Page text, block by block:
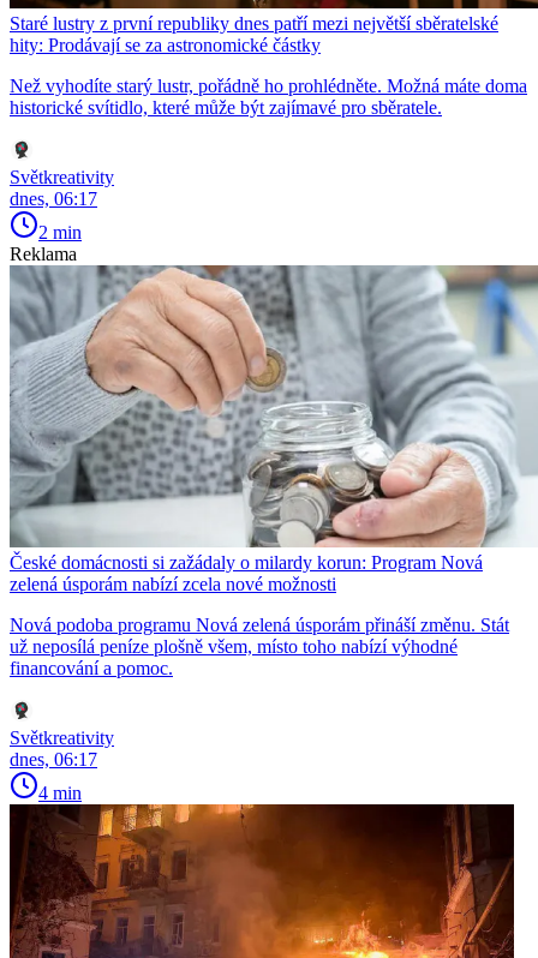
Staré lustry z první republiky dnes patří mezi největší sběratelské
hity: Prodávají se za astronomické částky
Než vyhodíte starý lustr, pořádně ho prohlédněte. Možná máte doma
historické svítidlo, které může být zajímavé pro sběratele.
Světkreativity
dnes, 06:17
2 min
Reklama
České domácnosti si zažádaly o milardy korun: Program Nová
zelená úsporám nabízí zcela nové možnosti
Nová podoba programu Nová zelená úsporám přináší změnu. Stát
už neposílá peníze plošně všem, místo toho nabízí výhodné
financování a pomoc.
Světkreativity
dnes, 06:17
4 min